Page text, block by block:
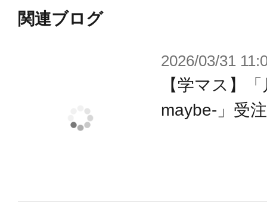
関連ブログ
2026/03/31
【学マス】
maybe-」受